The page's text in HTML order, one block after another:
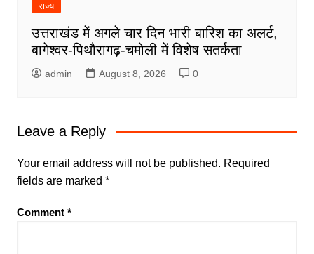
राज्य
उत्तराखंड में अगले चार दिन भारी बारिश का अलर्ट,
बागेश्वर-पिथौरागढ़-चमोली में विशेष सतर्कता
admin August 8, 2026 0
Leave a Reply
Your email address will not be published. Required
fields are marked *
Comment *